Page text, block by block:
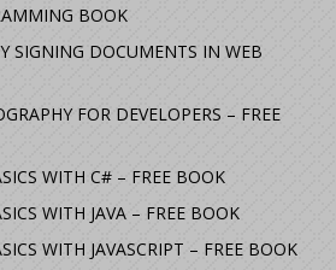
BOOK
SIGNING DOCUMENTS IN WEB
FOR DEVELOPERS – FREE
WITH C# – FREE BOOK
WITH JAVA – FREE BOOK
WITH JAVASCRIPT – FREE BOOK